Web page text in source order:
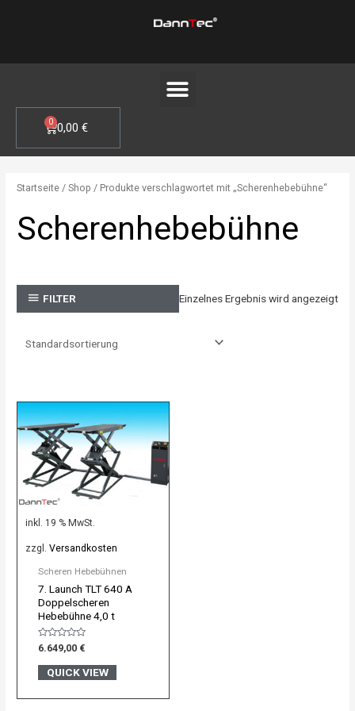
Menü
0,00 €
0 WARENKORB
Startseite /Shop / Produkte verschlagwortet mit „Scherenhebebühne“
Scherenhebebühne
FILTER Einzelnes Ergebnis wird angezeigt
inkl. 19 % MwSt.
zzgl.Versandkosten
Scheren Hebebühnen
7. Launch TLT 640 A
Doppelscheren
Hebebühne 4,0 t
Bewertet
mit
0
von
5
6.649,00 €
QUICK VIEW